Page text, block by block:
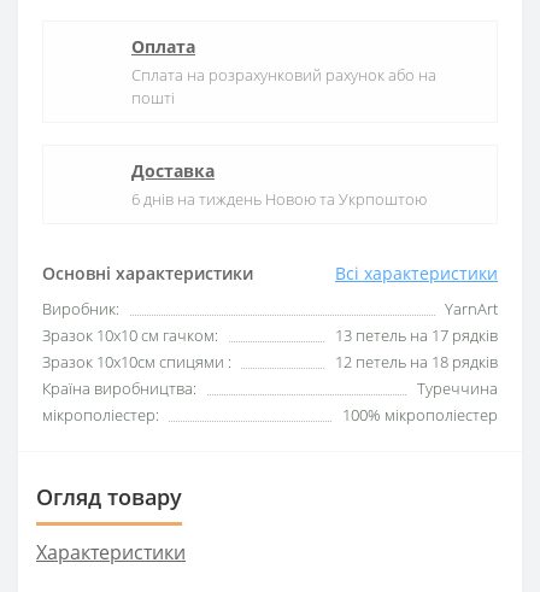
Основні характеристики Всі характеристики
Виробник:
YarnArt
Зразок 10х10 см гачком:
13 петель на 17 рядків
Зразок 10х10см спицями :
12 петель на 18 рядків
Країна виробництва:
Туреччина
мікрополіестер:
100% мікрополіестер
Оплата
Сплата на розрахунковий рахунок або на
пошті
Доставка
6 днів на тиждень Новою та Укрпоштою
Огляд товару
Характеристики